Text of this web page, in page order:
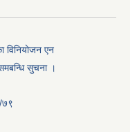
विनियोजन एन
सुचना ।
७९